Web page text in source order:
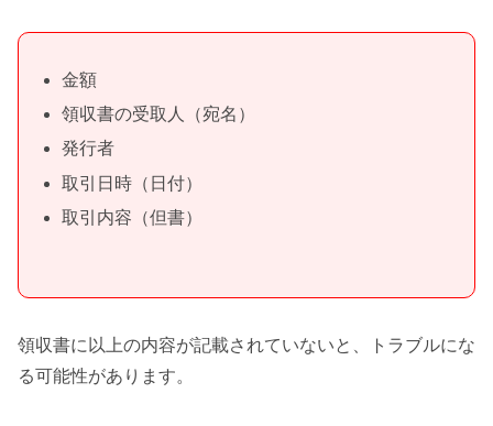
金額
領収書の受取人（宛名）
発行者
取引日時（日付）
取引内容（但書）
領収書に以上の内容が記載されていないと、 トラブルにな
る可能性があります。